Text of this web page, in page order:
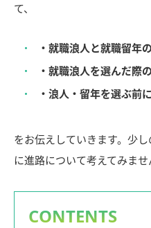
て、
・就職浪人と就職留年
・就職浪人を選んだ際
・浪人・留年を選ぶ前
をお伝えしていきます。少
に進路について考えてみませ
CONTENTS